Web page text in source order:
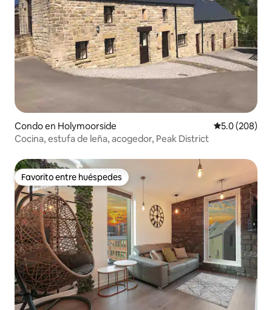
Condo en Holymoorside Calificación
5.0 (208)
Cocina, estufa de leña, acogedor, Peak District
Favorito entre huéspedes
Favorito entre huéspedes